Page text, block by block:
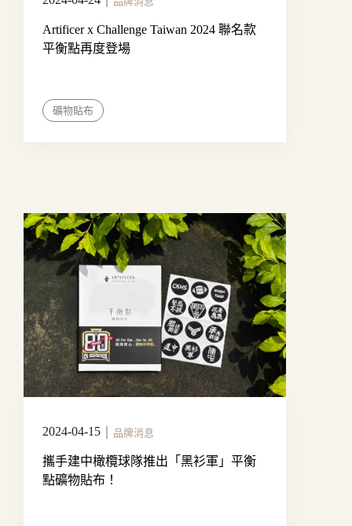
Artificer x Challenge Taiwan 2024 聯名款
平衡點再度登場
礦物貼布
2024-04-15 品牌消息
攜手建中橄欖球隊推出「黑衫軍」平衡
點礦物貼布！